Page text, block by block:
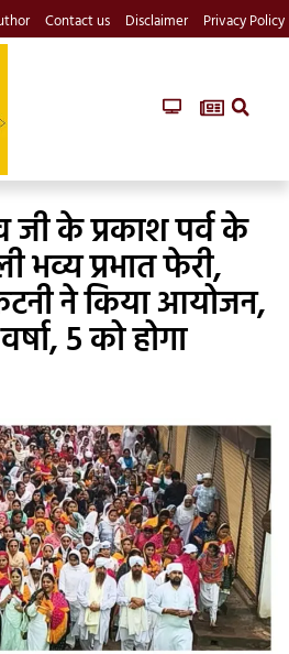
Contact us Disclaimer Privacy Policy
जी के प्रकाश पर्व के
भव्य प्रभात फेरी,
ने किया आयोजन,
5 को होगा